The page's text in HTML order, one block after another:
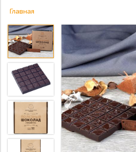
Главная